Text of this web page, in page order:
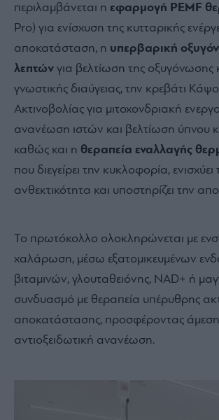
περιλαμβάνεται η εφαρμογή PEMF
Pro) για ενίσχυση της κυτταρικής
αποκατάσταση, η υπερβαρική
λεπτών για βελτίωση της οξυγόνωσης
γνωστικής διαύγειας, την κρεβάτι
Ακτινοβολίας για μιτοχονδριακή
ανανέωση ιστών και βελτίωση ύπνου
καθώς και η θεραπεία εναλλαγής
που διεγείρει την κυκλοφορία, ενισχύει
ανθεκτικότητα και υποστηρίζει την
Το πρωτόκολλο ολοκληρώνεται με
χαλάρωση, μέσω εξατομικευμένων
βιταμινών, γλουταθειόνης, NAD+ ή
συνδυασμό με θεραπεία υπέρυθρης
αποκατάστασης, προσφέροντας άμεση
αντιοξειδωτική ανανέωση.